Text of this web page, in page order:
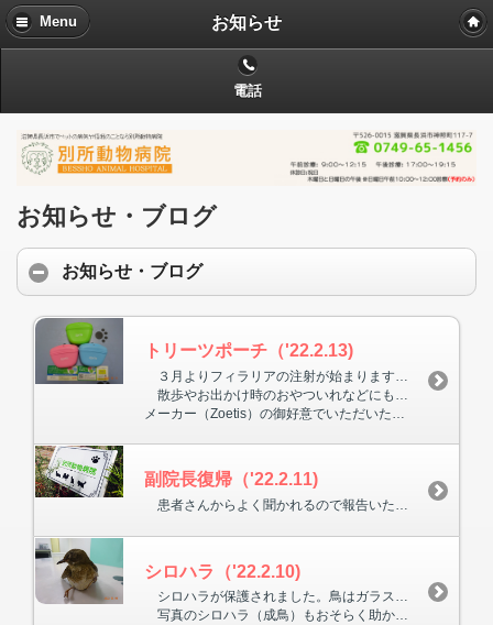
Menu お知らせ
電話
お知らせ・ブログ
お知らせ・ブログ
トリーツポーチ（'22.2.13)
３月よりフィラリアの注射が始まります。年に１回の注射か、月１回の飲み薬（５～１１月）で予防される方にプレゼントいたします。ワクチンや治療・爪切り等処置だけの方も、希望される方は受付にお伝えください。
散歩やお出かけ時のおやついれなどにも使えます。三色（ブルー・グリーン・ピンク）あり専用サイトより申し込んでいただいたら必ずもらえます。
メーカー（Zoetis）の御好意でいただいたものです。５１０枚ありますが、４月中には無くなるかもしれませんので、お早めにどうぞ。３月１日よりお渡しいたします。
副院長復帰（'22.2.11)
シロハラ（'22.2.10)
シロハラが保護されました。鳥はガラスにぶつかって頭部打撲で意識を失って保護されることが多いです。
写真のシロハラ（成鳥）もおそらく助からないかもしれませんが、看護師が夜間は自宅へ連れて帰って給餌することになりました。文鳥やセキセイインコを室内で出すときはガラスにシール等を貼ったりカーテンをして、ガラスがあることを知らせる様にしましょう。